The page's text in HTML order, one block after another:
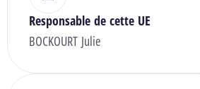
Responsable de cette UE
BOCKOURT Julie